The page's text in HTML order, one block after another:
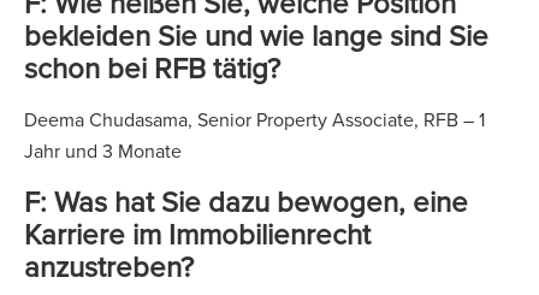
bekleiden Sie und wie lange sind Sie
schon bei RFB tätig?
Deema Chudasama, Senior Property Associate, RFB – 1
Jahr und 3 Monate
F: Was hat Sie dazu bewogen, eine
Karriere im Immobilienrecht
anzustreben?